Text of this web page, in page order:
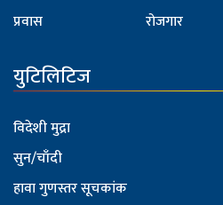
प्रवास
रोजगार
युटिलिटिज
विदेशी मुद्रा
सुन/चाँदी
हावा गुणस्तर सूचकांक